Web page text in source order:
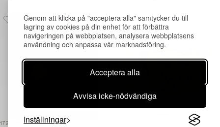
Genom att klicka på "acceptera alla" samtycker du till
lagring av cookies på din enhet för att förbättra
navigeringen på webbplatsen, analysera webbplatsens
användning och anpassa vår marknadsföring.
Acceptera alla
Avvisa icke-nödvändiga
Inställningar
1727369